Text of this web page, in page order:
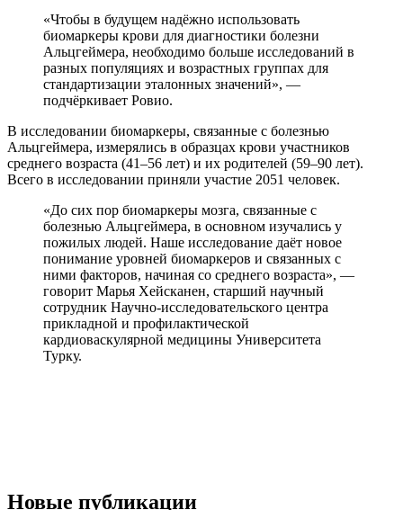
«Чтобы в будущем надёжно использовать
биомаркеры крови для диагностики болезни
Альцгеймера, необходимо больше исследований в
разных популяциях и возрастных группах для
стандартизации эталонных значений», —
подчёркивает Ровио.
В исследовании биомаркеры, связанные с болезнью
Альцгеймера, измерялись в образцах крови участников
среднего возраста (41–56 лет) и их родителей (59–90 лет).
Всего в исследовании приняли участие 2051 человек.
«До сих пор биомаркеры мозга, связанные с
болезнью Альцгеймера, в основном изучались у
пожилых людей. Наше исследование даёт новое
понимание уровней биомаркеров и связанных с
ними факторов, начиная со среднего возраста», —
говорит Марья Хейсканен, старший научный
сотрудник Научно-исследовательского центра
прикладной и профилактической
кардиоваскулярной медицины Университета
Турку.
Новые публикации